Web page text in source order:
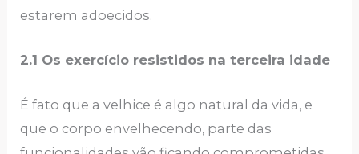
estarem adoecidos.
2.1 Os exercício resistidos na terceira idade
É fato que a velhice é algo natural da vida, e
que o corpo envelhecendo, parte das